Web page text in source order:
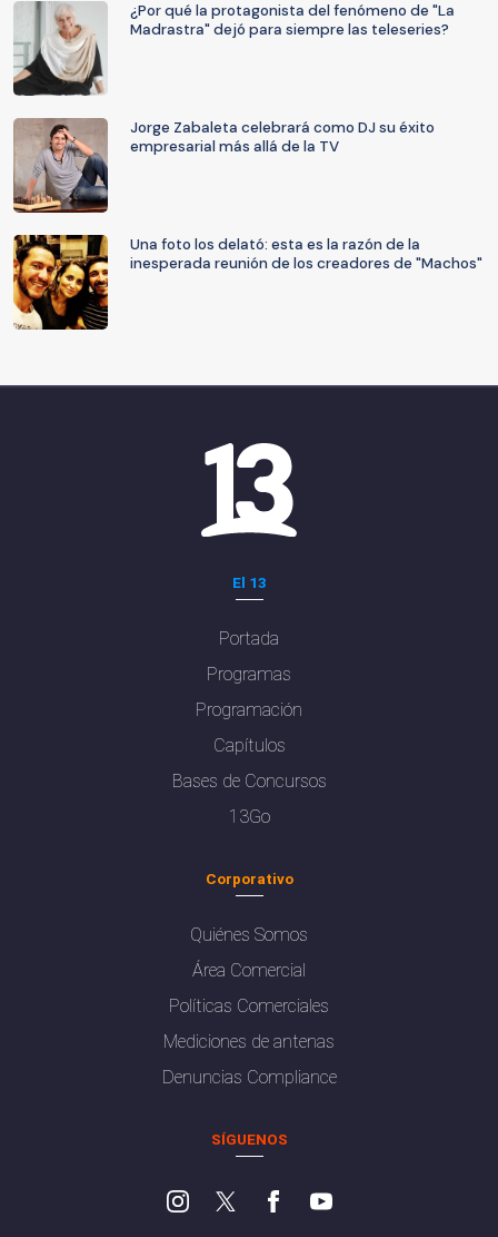
¿Por qué la protagonista del fenómeno de "La
Madrastra" dejó para siempre las teleseries?
Jorge Zabaleta celebrará como DJ su éxito
empresarial más allá de la TV
Una foto los delató: esta es la razón de la
inesperada reunión de los creadores de "Machos"
El 13
Portada
Programas
Programación
Capítulos
Bases de Concursos
13Go
Corporativo
Quiénes Somos
Área Comercial
Políticas Comerciales
Mediciones de antenas
Denuncias Compliance
SÍGUENOS